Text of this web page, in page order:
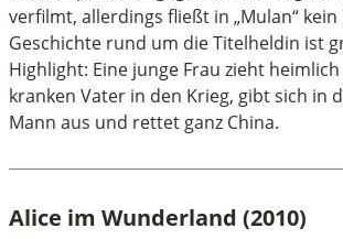
verfilmt, allerdings fließt in „Mulan“ kein
Geschichte rund um die Titelheldin ist
Highlight: Eine junge Frau zieht
kranken Vater in den Krieg, gibt sich in
Mann aus und rettet ganz China.
Alice im Wunderland (2010)